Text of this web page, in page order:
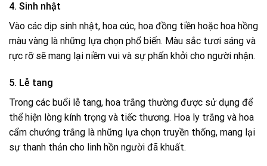
4. Sinh nhật
Vào các dịp sinh nhật, hoa cúc, hoa đồng tiền hoặc hoa hồng
màu vàng là những lựa chọn phổ biến. Màu sắc tươi sáng và
rực rỡ sẽ mang lại niềm vui và sự phấn khởi cho người nhận.
5. Lễ tang
Trong các buổi lễ tang, hoa trắng thường được sử dụng để
thể hiện lòng kính trọng và tiếc thương. Hoa ly trắng và hoa
cẩm chướng trắng là những lựa chọn truyền thống, mang lại
sự thanh thản cho linh hồn người đã khuất.